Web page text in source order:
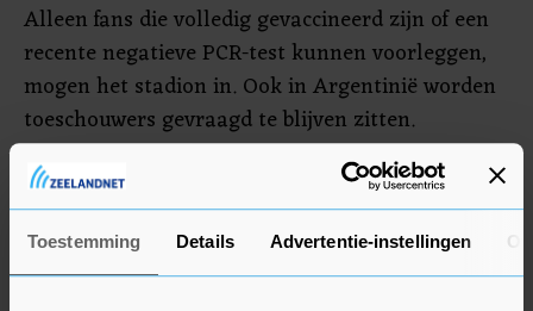
Toestemming Details Advertentie-instellingen
Alleen fans die volledig gevaccineerd zijn of een
recente negatieve PCR-test kunnen voorleggen,
mogen het stadion in. Ook in Argentinië worden
toeschouwers gevraagd te blijven zitten.